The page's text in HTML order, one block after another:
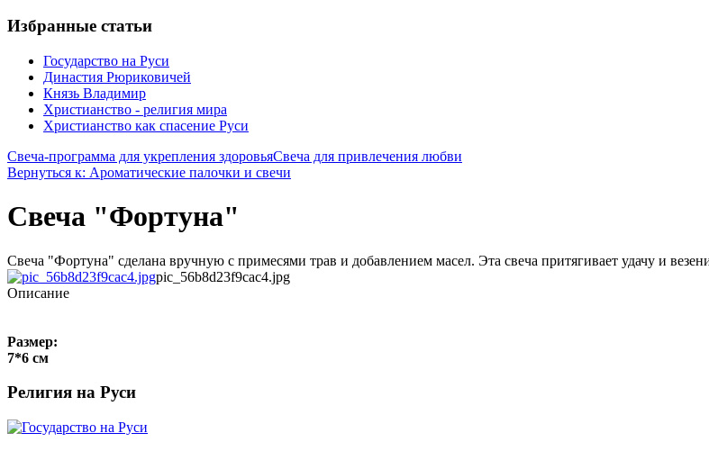
Избранные статьи
Государство на Руси
Династия Рюриковичей
Князь Владимир
Христианство - религия мира
Христианство как спасение Руси
Свеча-программа для укрепления здоровьяСвеча для привлечения любви
Вернуться к: Ароматические палочки и свечи
Свеча "Фортуна"
Свеча "Фортуна" сделана вручную с примесями трав и добавлением масел. Эта свеча притягивает удачу и
pic_56b8d23f9cac4.jpg
Описание
Размер:
7*6 см
Религия на Руси